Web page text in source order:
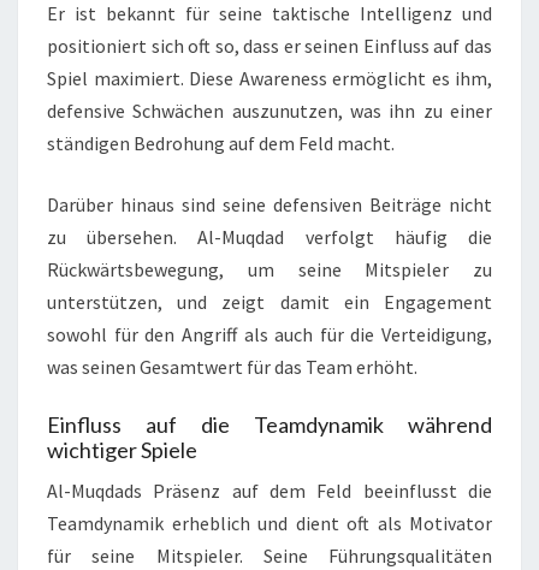
Er ist bekannt für seine taktische Intelligenz und
positioniert sich oft so, dass er seinen Einfluss auf das
Spiel maximiert. Diese Awareness ermöglicht es ihm,
defensive Schwächen auszunutzen, was ihn zu einer
ständigen Bedrohung auf dem Feld macht.
Darüber hinaus sind seine defensiven Beiträge nicht
zu übersehen. Al-Muqdad verfolgt häufig die
Rückwärtsbewegung, um seine Mitspieler zu
unterstützen, und zeigt damit ein Engagement
sowohl für den Angriff als auch für die Verteidigung,
was seinen Gesamtwert für das Team erhöht.
Einfluss auf die Teamdynamik während
wichtiger Spiele
Al-Muqdads Präsenz auf dem Feld beeinflusst die
Teamdynamik erheblich und dient oft als Motivator
für seine Mitspieler. Seine Führungsqualitäten